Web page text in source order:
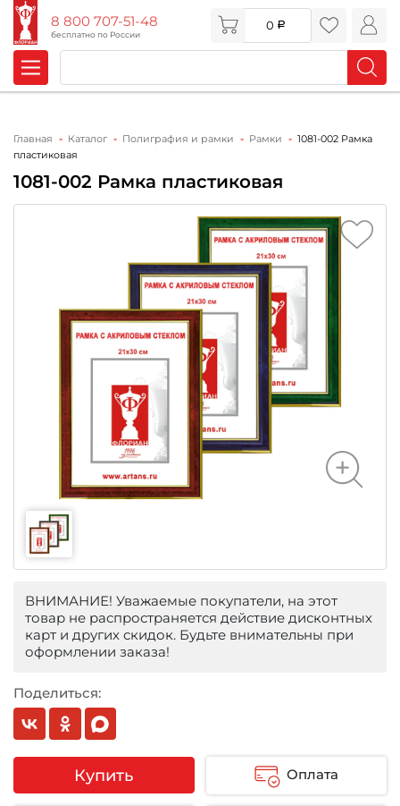
8 800 707-51-48
бесплатно по России
0
Главная Каталог Полиграфия и рамки Рамки
1081-002 Рамка
пластиковая
1081-002 Рамка пластиковая
ВНИМАНИЕ! Уважаемые покупатели, на этот
товар не распространяется действие дисконтных
карт и других скидок. Будьте внимательны при
оформлении заказа!
Поделиться:
Купить Оплата